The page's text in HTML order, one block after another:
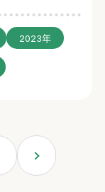
2023年